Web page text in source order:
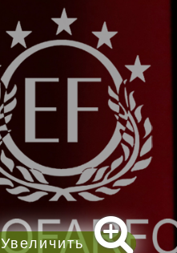
Увеличить